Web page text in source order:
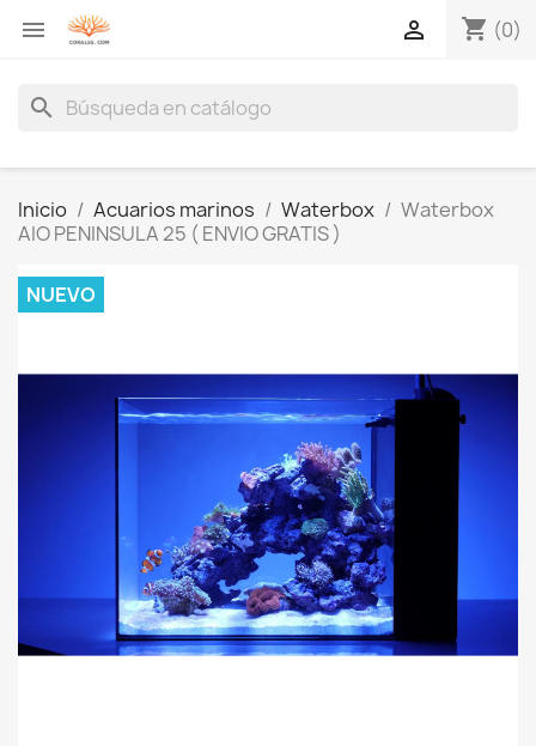
 shopping_cart (0)

search
Inicio Acuarios marinos Waterbox
Waterbox
AIO PENINSULA 25 ( ENVIO GRATIS )
NUEVO